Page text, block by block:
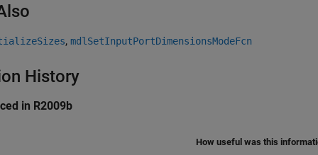
, mdlSetInputPortDimensionsModeFcn
History
in R2009b
How useful was this